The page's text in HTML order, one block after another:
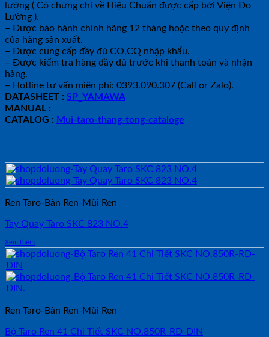
lường ( Có chứng chỉ về Hiệu Chuẩn được cấp bởi Viện Đo
Lường ).
– Được bảo hành chính hãng 12 tháng hoặc theo quy định
của hãng sản xuất.
– Được cung cấp đầy đủ CO,CQ nhập khẩu.
– Được kiểm tra hàng đầy đủ trước khi thanh toán và nhận
hàng.
– Hotline tư vấn miễn phí: 0393.090.307 (Call or Zalo).
DATASHEET : SP_YAMAWA
MANUAL :
CATALOG : Mui-taro-thang-tong-cataloge
Ren Taro-Bàn Ren-Mũi Ren
Tay Quay Taro SKC 823 NO.4
Xem thêm
Ren Taro-Bàn Ren-Mũi Ren
Bộ Taro Ren 41 Chi Tiết SKC NO.850R-RD-DIN